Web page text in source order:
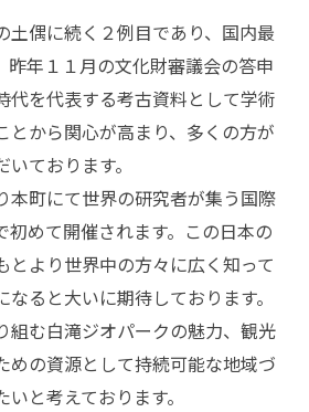
偶に続く２例目であり、国内最
昨年１１月の文化財審議会の答申
代を代表する考古資料として学術
とから関心が高まり、多くの方が
ております。
町にて世界の研究者が集う国際
初めて開催されます。この日本の
とより世界中の方々に広く知って
ると大いに期待しております。
む白滝ジオパークの魅力、観光
めの資源として持続可能な地域づ
と考えております。